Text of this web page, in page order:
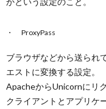
ProxyPass
ブラウザなどから送られ
エストに変換する設定。
ApacheからUnicornにリ
クライアントとアプリケ